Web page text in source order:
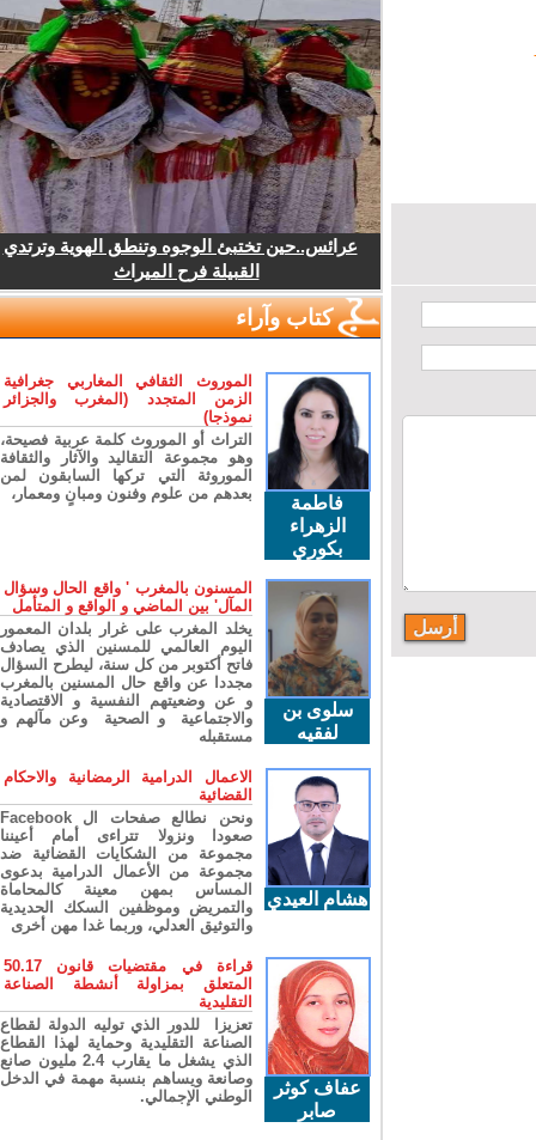
عرائس..حين تختبئ الوجوه وتنطق الهوية وترتدي
القبيلة فرح الميراث
كتاب وآراء
فاطمة
الزهراء
بكوري
الموروث الثقافي المغاربي جغرافية
الزمن المتجدد (المغرب والجزائر
نموذجا)
التراث أو الموروث كلمة عربية فصيحة،
وهو مجموعة التقاليد والآثار والثقافة
الموروثة التي تركها السابقون لمن
بعدهم من علوم وفنون ومبانٍ ومعمار،
سلوى بن
لفقيه
المسنون بالمغرب ' واقع الحال وسؤال
المآل' بين الماضي و الواقع و المتأمل
يخلد المغرب على غرار بلدان المعمور
اليوم العالمي للمسنين الذي يصادف
فاتح أكتوبر من كل سنة، ليطرح السؤال
مجددا عن واقع حال المسنين بالمغرب
و عن وضعيتهم النفسية و الاقتصادية
والاجتماعية و الصحية وعن مآلهم و
مستقبله
هشام العيدي
الاعمال الدرامية الرمضانية والاحكام
القضائية
ونحن نطالع صفحات ال Facebook
صعودا ونزولا تتراءى أمام أعيننا
مجموعة من الشكايات القضائية ضد
مجموعة من الأعمال الدرامية بدعوى
المساس بمهن معينة كالمحاماة
والتمريض وموظفين السكك الحديدية
والتوثيق العدلي، وربما غدا مهن أخرى
عفاف كوثر
صابر
قراءة في مقتضيات قانون 50.17
المتعلق بمزاولة أنشطة الصناعة
التقليدية
تعزيزا للدور الذي توليه الدولة لقطاع
الصناعة التقليدية وحماية لهذا القطاع
الذي يشغل ما يقارب 2.4 مليون صانع
وصانعة ويساهم بنسبة مهمة في الدخل
الوطني الإجمالي.